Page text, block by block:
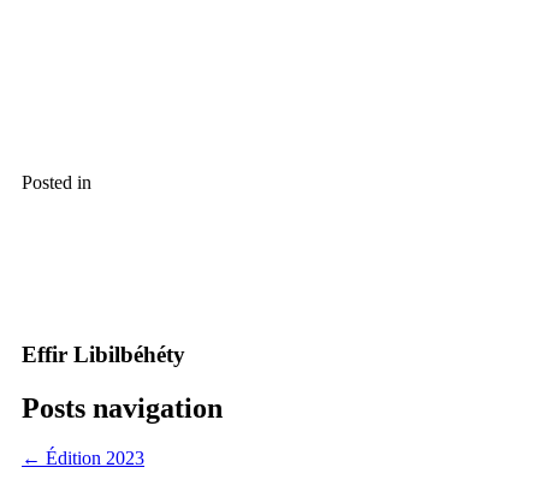
Posted in
Effir Libilbéhéty
Posts navigation
← Édition 2023